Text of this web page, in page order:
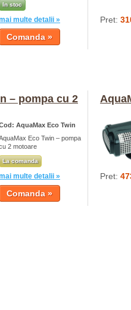
In stoc
multe detalii » Pret:
– pompa cu 2
AquaMax Eco Twin
Eco Twin – pompa
2 motoare
La comanda
multe detalii » Pret: